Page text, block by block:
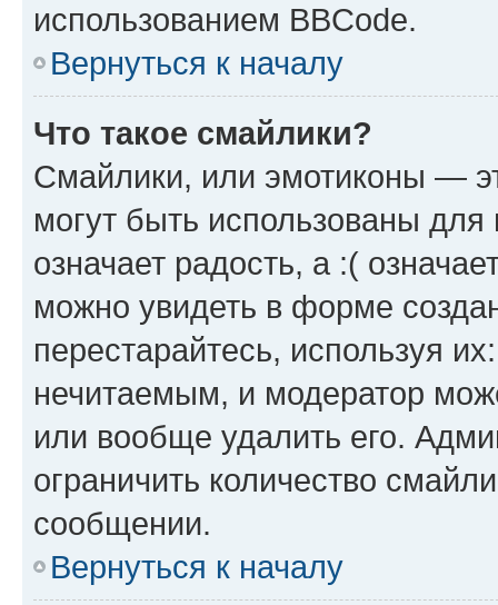
использованием BBCode.
Вернуться к началу
Что такое смайлики?
Смайлики, или эмотиконы —
могут быть использованы
означает радость, а :(
можно увидеть в форме
перестарайтесь, используя
нечитаемым, и модератор
или вообще удалить его.
ограничить количество
сообщении.
Вернуться к началу